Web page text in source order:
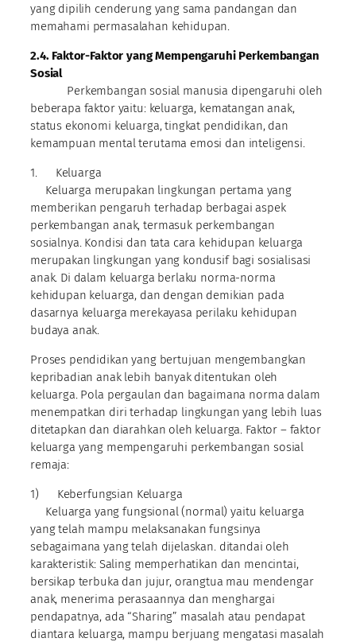
yang dipilih cenderung yang sama pandangan dan
memahami permasalahan kehidupan.
2.4. Faktor-Faktor yang Mempengaruhi Perkembangan
Sosial
Perkembangan sosial manusia dipengaruhi oleh
beberapa faktor yaitu: keluarga, kematangan anak,
status ekonomi keluarga, tingkat pendidikan, dan
kemampuan mental terutama emosi dan inteligensi.
1. Keluarga
Keluarga merupakan lingkungan pertama yang
memberikan pengaruh terhadap berbagai aspek
perkembangan anak, termasuk perkembangan
sosialnya. Kondisi dan tata cara kehidupan keluarga
merupakan lingkungan yang kondusif bagi sosialisasi
anak. Di dalam keluarga berlaku norma-norma
kehidupan keluarga, dan dengan demikian pada
dasarnya keluarga merekayasa perilaku kehidupan
budaya anak.
Proses pendidikan yang bertujuan mengembangkan
kepribadian anak lebih banyak ditentukan oleh
keluarga. Pola pergaulan dan bagaimana norma dalam
menempatkan diri terhadap lingkungan yang lebih luas
ditetapkan dan diarahkan oleh keluarga. Faktor – faktor
keluarga yang mempengaruhi perkembangan sosial
remaja:
1) Keberfungsian Keluarga
Keluarga yang fungsional (normal) yaitu keluarga
yang telah mampu melaksanakan fungsinya
sebagaimana yang telah dijelaskan. ditandai oleh
karakteristik: Saling memperhatikan dan mencintai,
bersikap terbuka dan jujur, orangtua mau mendengar
anak, menerima perasaannya dan menghargai
pendapatnya, ada “Sharing” masalah atau pendapat
diantara keluarga, mampu berjuang mengatasi masalah